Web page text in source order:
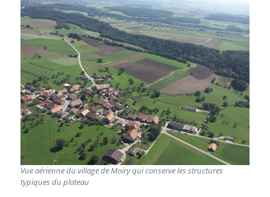
Vue aérienne du village de Moiry qui conserve les structures
typiques du plateau